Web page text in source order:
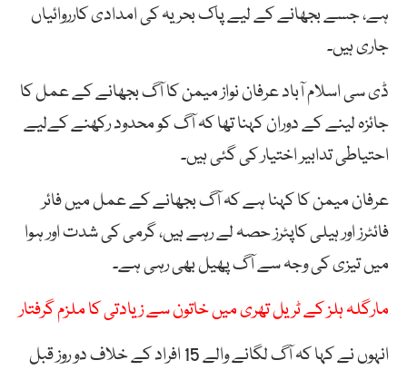
ہے، جسے بجھانے کے لیے پاک بحریہ کی امدادی کارروائیاں
جاری ہیں۔
ڈی سی اسلام آباد عرفان نواز میمن کا آگ بجھانے کے عمل کا
جائزہ لینے کے دوران کہنا تھا کہ آگ کو محدود رکھنے کےلیے
احتیاطی تدابیر اختیار کی گئی ہیں۔
عرفان میمن کا کہنا ہے کہ آگ بجھانے کے عمل میں فائر
فائٹرز اور ہیلی کاپٹرز حصہ لے رہے ہیں، گرمی کی شدت اور ہوا
میں تیزی کی وجہ سے آگ پھیل بھی رہی ہے۔
مارگلہ ہلز کے ٹریل تھری میں خاتون سے زیادتی کا ملزم گرفتار
انہوں نے کہا کہ آگ لگانے والے 15 افراد کے خلاف دو روز قبل